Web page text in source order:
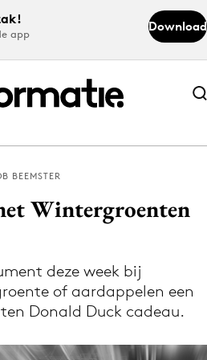
app
Download
Abonneer nu
Abonneer nu
via de Adformatie
app
BEEMSTER
Wintergroenten
deze week bij
of aardappelen een
Donald Duck cadeau.